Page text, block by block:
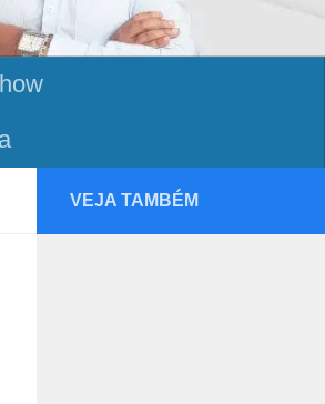
VEJA TAMBÉM